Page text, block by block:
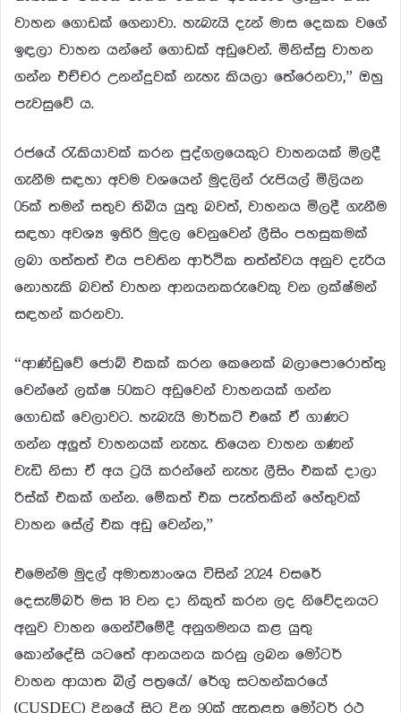
වාහන ගොඩක් ගෙනාවා. හැබැයි දැන් මාස දෙකක වගේ
ඉඳලා වාහන යන්නේ ගොඩක් අඩුවෙන්. මිනිස්සු වාහන
ගන්න එච්චර උනන්දුවක් නැහැ කියලා තේරෙනවා,” ඔහු
පැවසුවේ ය.
රජයේ රැකියාවක් කරන පුද්ගලයෙකුට වාහනයක් මිලදී
ගැනීම සඳහා අවම වශයෙන් මුදලින් රුපියල් මිලියන
05ක් තමන් සතුව තිබිය යුතු බවත්, වාහනය මිලදී ගැනීම
සඳහා අවශ්‍ය ඉතිරි මුදල වෙනුවෙන් ලීසිං පහසුකමක්
ලබා ගත්තත් එය පවතින ආර්ථික තත්ත්වය අනුව දැරිය
නොහැකි බවත් වාහන ආනයනකරුවෙකු වන ලක්ෂ්මන්
සඳහන් කරනවා.
“ආණ්ඩුවේ ජොබ් එකක් කරන කෙනෙක් බලාපොරොත්තු
වෙන්නේ ලක්ෂ 50කට අඩුවෙන් වාහනයක් ගන්න
ගොඩක් වෙලාවට. හැබැයි මාර්කට් එකේ ඒ ගාණට
ගන්න අලුත් වාහනයක් නැහැ. තියෙන වාහන ගණන්
වැඩි නිසා ඒ අය ට්‍රයි කරන්නේ නැහැ ලීසිං එකක් දාලා
රිස්ක් එකක් ගන්න. මේකත් එක පැත්තකින් හේතුවක්
වාහන සේල් එක අඩු වෙන්න,”
එමෙන්ම මුදල් අමාත්‍යාංශය විසින් 2024 වසරේ
දෙසැම්බර් මස 18 වන දා නිකුත් කරන ලද නිවේදනයට
අනුව වාහන ගෙන්වීමේදී අනුගමනය කළ යුතු
කොන්දේසි යටතේ ආනයනය කරනු ලබන මෝටර්
වාහන ආයාත බිල් පත්‍රයේ/ රේගු සටහන්කරයේ
(CUSDEC) දිනයේ සිට දින 90ක් ඇතුළත මෝටර් රථ